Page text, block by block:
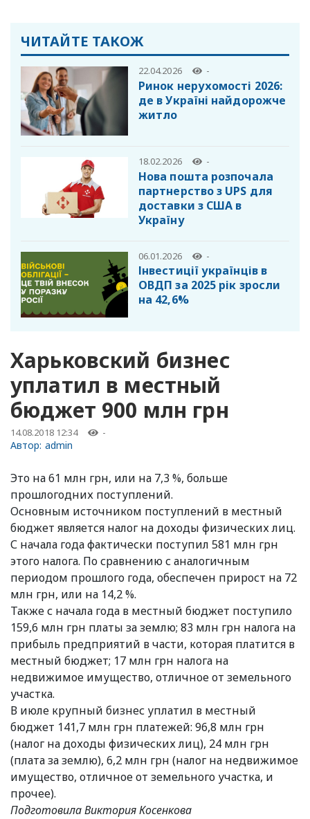
ЧИТАЙТЕ ТАКОЖ
22.04.2026 -
Ринок нерухомості 2026:
де в Україні найдорожче
житло
18.02.2026 -
Нова пошта розпочала
партнерство з UPS для
доставки з США в
Україну
06.01.2026 -
Інвестиції українців в
ОВДП за 2025 рік зросли
на 42,6%
Харьковский бизнес
уплатил в местный
бюджет 900 млн грн
14.08.2018 12:34 -
Автор: admin
Это на 61 млн грн, или на 7,3 %, больше
прошлогодних поступлений.
Основным источником поступлений в местный
бюджет является налог на доходы физических лиц.
С начала года фактически поступил 581 млн грн
этого налога. По сравнению с аналогичным
периодом прошлого года, обеспечен прирост на 72
млн грн, или на 14,2 %.
Также с начала года в местный бюджет поступило
159,6 млн грн платы за землю; 83 млн грн налога на
прибыль предприятий в части, которая платится в
местный бюджет; 17 млн грн налога на
недвижимое имущество, отличное от земельного
участка.
В июле крупный бизнес уплатил в местный
бюджет 141,7 млн грн платежей: 96,8 млн грн
(налог на доходы физических лиц), 24 млн грн
(плата за землю), 6,2 млн грн (налог на недвижимое
имущество, отличное от земельного участка, и
прочее).
Подготовила Виктория Косенкова